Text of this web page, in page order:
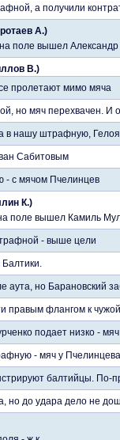
а получили
А.)
поле вышел Александр
В.)
пролетают мимо мяча
но мяч перехвачен. И
в нашу штрафную,
Сабитовым
- с мячом Пчелинцев
К.)
поле вышел Камиль
- выше цели
аута, но Барановский
правым флангом к
подает низко -
- мяч у
балтийцы. По-
но до удара дело не